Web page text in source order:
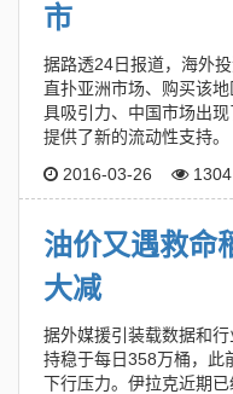
市
据路透24日报道，海外
直扑亚洲市场、购买该
具吸引力、中国市场出
提供了新的流动性支持。
2016-03-26
1304
油价又遇救命
大减
据外媒援引装载数据和
持稳于每日358万桶，此
下行压力。伊拉克近期